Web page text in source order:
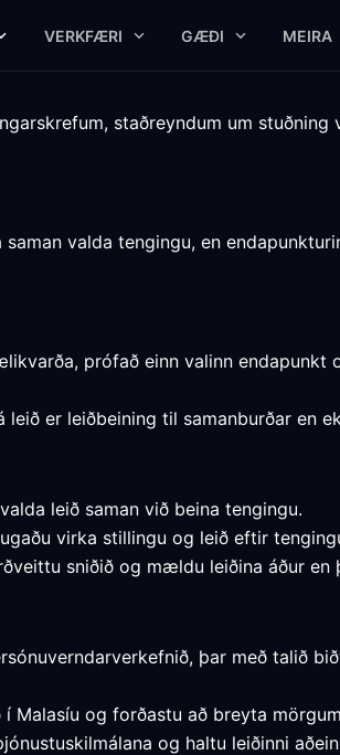
VERKFÆRI GÆÐI MEIRA
staðreyndum um
valda tengingu, en
prófað einn valinn
er leiðbeining til samanburðar en
leið saman við beina tengingu.
virka stillingu og leið eftir
sniðið og mældu leiðina áður
þar með talið
Malasíu og forðastu að breyta
og haltu leiðinni